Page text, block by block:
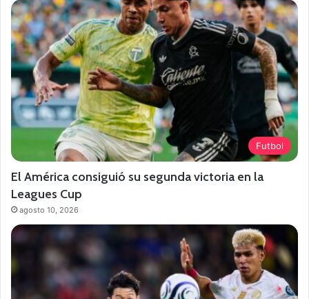
Futbol
El América consiguió su segunda victoria en la
Leagues Cup
agosto 10, 2026